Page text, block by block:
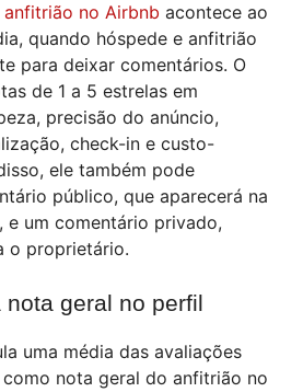
anfitrião no Airbnb acontece ao
quando hóspede e anfitrião
para deixar comentários. O
de 1 a 5 estrelas em
precisão do anúncio,
check-in e custo-
ele também pode
público, que aparecerá na
e um comentário privado,
o proprietário.
geral no perfil
uma média das avaliações
nota geral do anfitrião no